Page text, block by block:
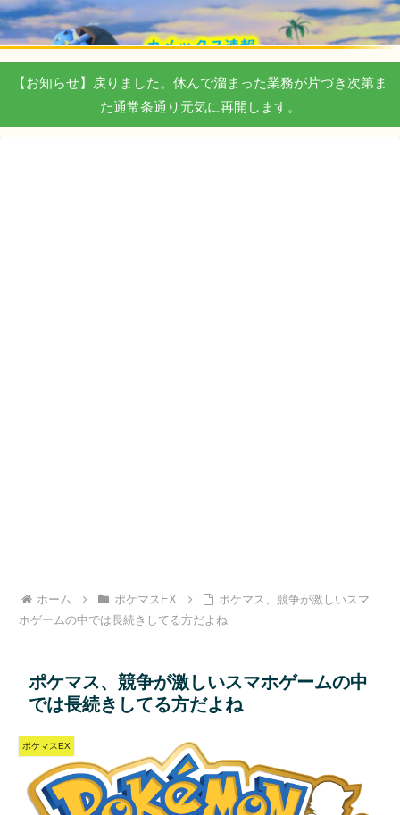
【お知らせ】戻りました。休んで溜まった業務が片づき次第ま
た通常条通り元気に再開します。
ホーム ポケマスEX
ポケマス、競争が激しいスマ
ホゲームの中では長続きしてる方だよね
ポケマス、競争が激しいスマホゲームの中
では長続きしてる方だよね
ポケマスEX